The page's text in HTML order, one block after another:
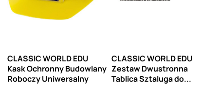
CLASSIC WORLD EDU
Kask Ochronny Budowlany
Roboczy Uniwersalny
CLASSIC WORLD EDU
Zestaw Dwustronna
Tablica Sztaluga do...